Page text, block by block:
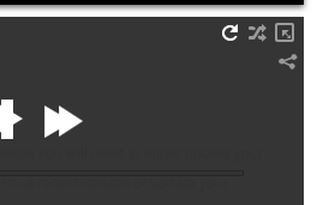
you will need to either update your